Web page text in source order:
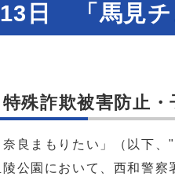
日 「馬見チ
殊詐欺被害防止
良まもりたい」（以下、
公園において、西和警